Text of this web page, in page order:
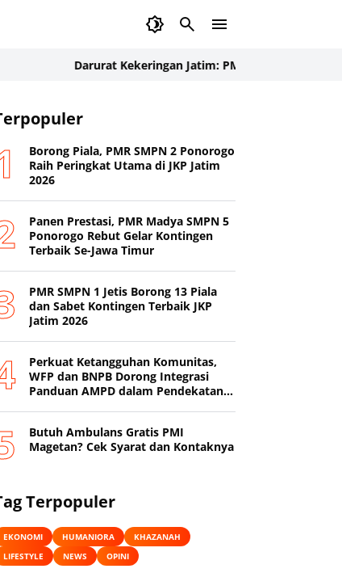
Darurat Kekeringan Jatim: PMI dan BPBD Kebut
Borong Piala, PMR SMPN 2 Ponorogo
Raih Peringkat Utama di JKP Jatim
2026
Panen Prestasi, PMR Madya SMPN 5
Ponorogo Rebut Gelar Kontingen
Terbaik Se-Jawa Timur
PMR SMPN 1 Jetis Borong 13 Piala
dan Sabet Kontingen Terbaik JKP
Jatim 2026
Perkuat Ketangguhan Komunitas,
WFP dan BNPB Dorong Integrasi
Panduan AMPD dalam Pendekatan
Butuh Ambulans Gratis PMI
Magetan? Cek Syarat dan Kontaknya
Terpopuler
EKONOMI HUMANIORA
KHAZANAH
LIFESTYLE
NEWS OPINI